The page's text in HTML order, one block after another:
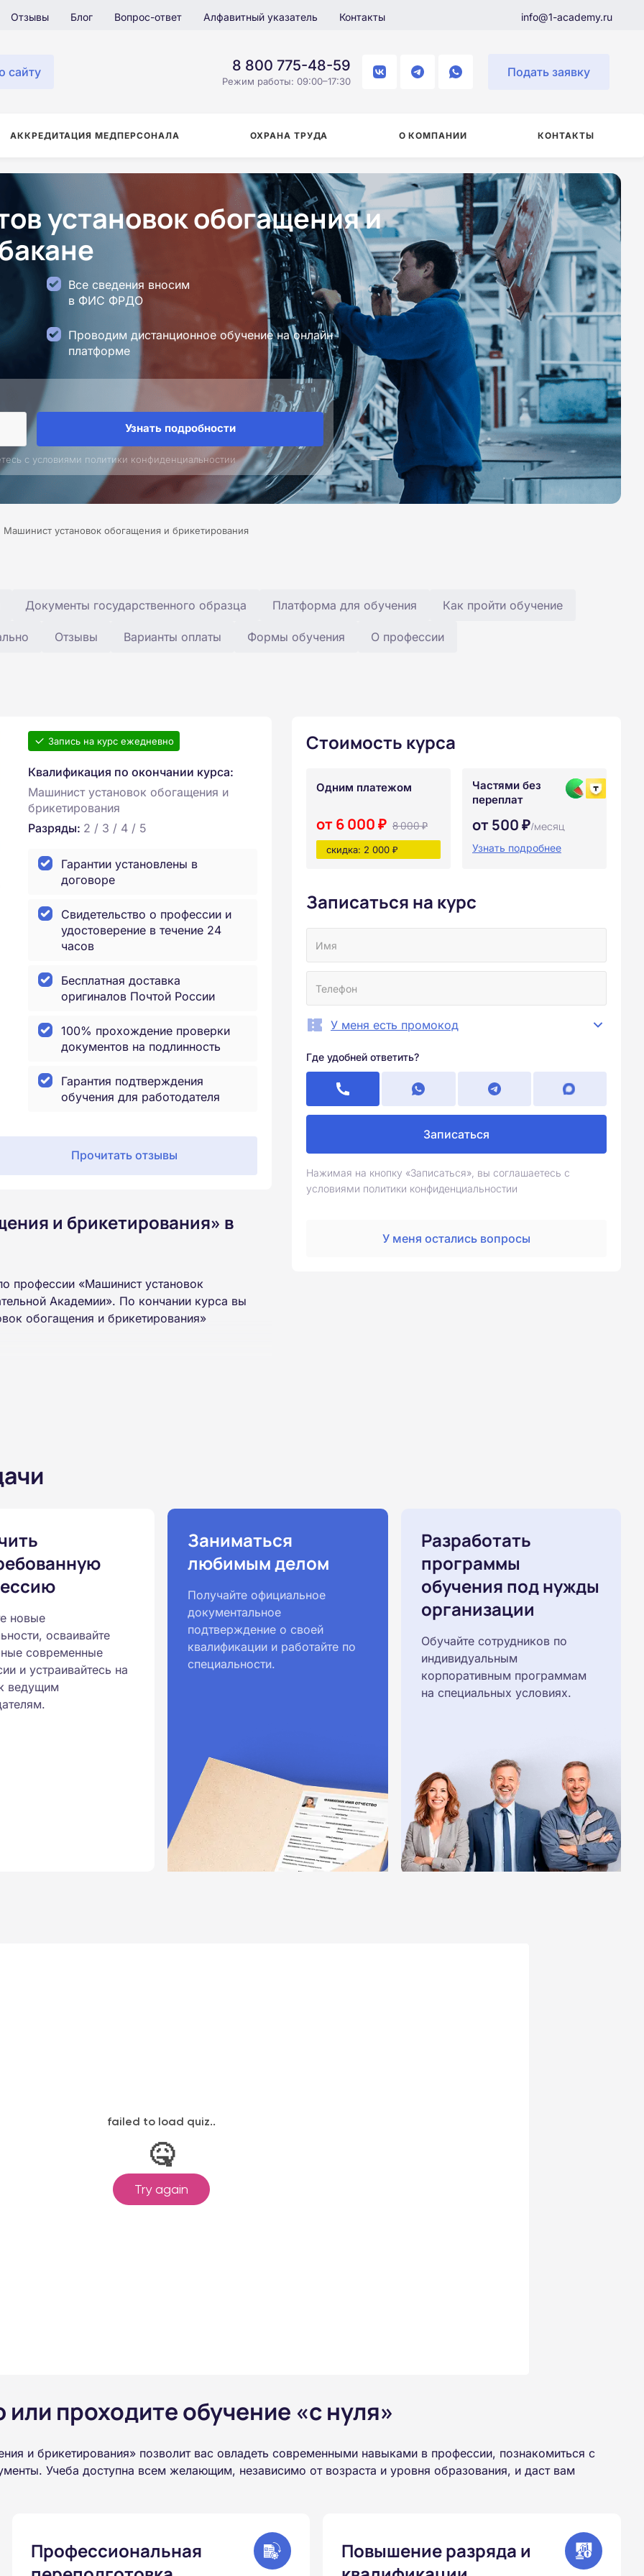
Отзывы Блог Вопрос-ответ Алфавитный указатель Контакты info@1-academy.ru
сайту 8 800 775-48-59
Режим работы: 09:00–17:30
Подать заявку
АККРЕДИТАЦИЯ МЕДПЕРСОНАЛА ОХРАНА ТРУДА О КОМПАНИИ КОНТАКТЫ
установок обогащения и
Все сведения вносим
в ФИС ФРДО
Проводим дистанционное обучение на онлайн
платформе
Узнать подробности
с условиями политики конфиденциальностии
Машинист установок обогащения и брикетирования
Документы государственного образца Платформа для обучения Как пройти обучение
Отзывы Варианты оплаты Формы обучения О профессии
Запись на курс ежедневно
Квалификация по окончании курса:
Машинист установок обогащения и
брикетирования
Разряды: 2 / 3 / 4 / 5
Гарантии установлены в
договоре
Свидетельство о профессии и
удостоверение в течение 24
часов
Бесплатная доставка
оригиналов Почтой России
100% прохождение проверки
документов на подлинность
Гарантия подтверждения
обучения для работодателя
Прочитать отзывы
и брикетирования» в
профессии «Машинист установок
Академии». По кончании курса вы
обогащения и брикетирования»
профессии высылаются в ваш адрес
на электронную почту в день
подтверждены
ведется по всем
Минпросвещения России от
государственными
образования.
принимаются
Стоимость курса
Одним платежом
от 6 000 ₽ 8 000 ₽
скидка: 2 000 ₽
Частями без
переплат
от 500 ₽/месяц
Узнать подробнее
Записаться на курс
У меня есть промокод
Где удобней ответить?
Записаться
Нажимая на кнопку «Записаться», вы соглашаетесь с
условиями политики конфиденциальностии
У меня остались вопросы
новые
осваивайте
современные
и устраивайтесь на
ведущим
Заниматься
любимым делом
Получайте официальное
документальное
подтверждение о своей
квалификации и работайте по
специальности.
Разработать
программы
обучения под нужды
организации
Обучайте сотрудников по
индивидуальным
корпоративным программам
на специальных условиях.
проходите обучение «с нуля»
и брикетирования» позволит вас овладеть современными навыками в профессии, познакомиться с
Учеба доступна всем желающим, независимо от возраста и уровня образования, и даст вам
Профессиональная
Повышение разряда и